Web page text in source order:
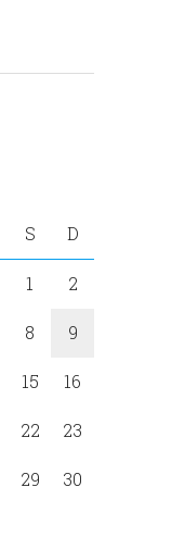
S D
1 2
8 9
15 16
22 23
29 30